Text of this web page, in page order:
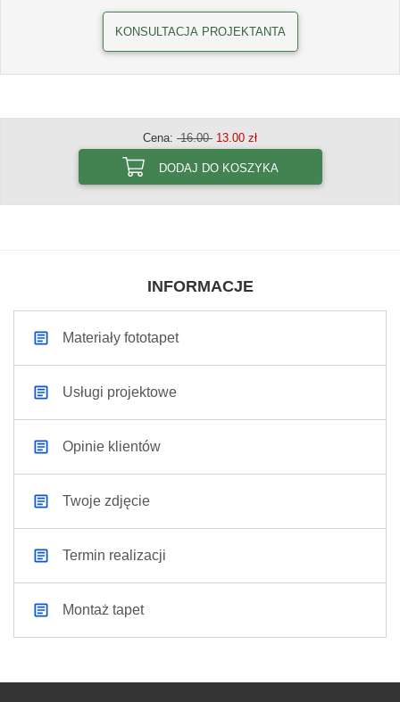
KONSULTACJA PROJEKTANTA
Cena: 16.00 13.00 zł
DODAJ DO KOSZYKA
INFORMACJE
Materiały fototapet
Usługi projektowe
Opinie klientów
Twoje zdjęcie
Termin realizacji
Montaż tapet